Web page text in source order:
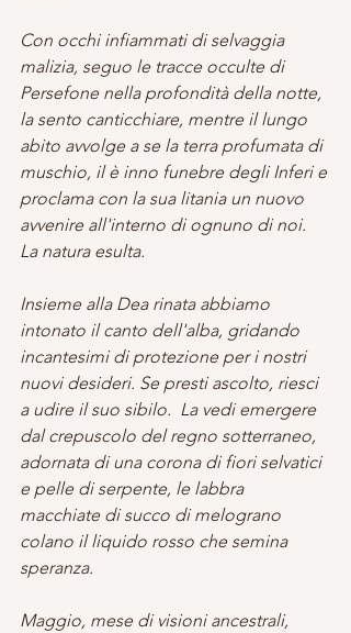
Con occhi infiammati di selvaggia
malizia, seguo le tracce occulte di
Persefone nella profondità della notte,
la sento canticchiare, mentre il lungo
abito avvolge a se la terra profumata di
muschio, il è inno funebre degli Inferi e
proclama con la sua litania un nuovo
avvenire all'interno di ognuno di noi.
La natura esulta.
Insieme alla Dea rinata abbiamo
intonato il canto dell'alba, gridando
incantesimi di protezione per i nostri
nuovi desideri. Se presti ascolto, riesci
a udire il suo sibilo.  La vedi emergere
dal crepuscolo del regno sotterraneo,
adornata di una corona di fiori selvatici
e pelle di serpente, le labbra
macchiate di succo di melograno
colano il liquido rosso che semina
speranza.
Maggio, mese di visioni ancestrali,